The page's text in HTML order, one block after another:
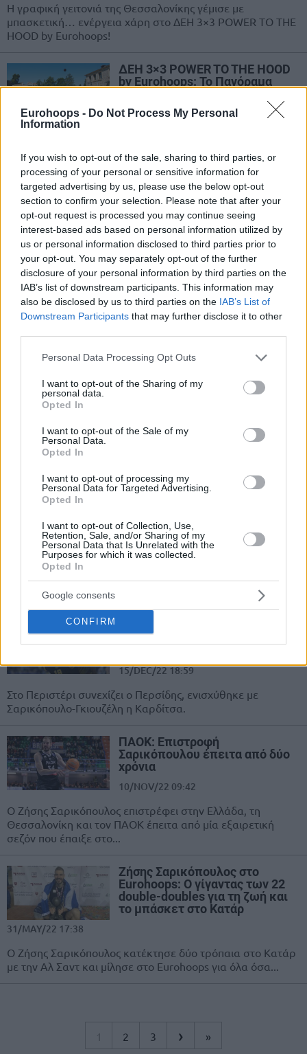
Eurohoops - Do Not Process My Personal
Information
If you wish to opt-out of the sale, sharing to third parties, or
processing of your personal or sensitive information for
targeted advertising by us, please use the below opt-out
section to confirm your selection. Please note that after your
opt-out request is processed you may continue seeing
interest-based ads based on personal information utilized by
us or personal information disclosed to third parties prior to
your opt-out. You may separately opt-out of the further
disclosure of your personal information by third parties on the
IAB’s list of downstream participants. This information may
also be disclosed by us to third parties on the IAB’s List of
Downstream Participants that may further disclose it to other
Please note that this website/app uses one or more Google
not limited to your visit or usage behaviour. You may click to
grant or deny consent to Google and its third-party tags to
use your data for below specified purposes in below Google
consent section.
Personal Data Processing Opt Outs
I want to opt-out of the Sharing of my
personal data.
Opted In
I want to opt-out of the Sale of my
Personal Data.
Opted In
I want to opt-out of processing my
Personal Data for Targeted Advertising.
Opted In
I want to opt-out of Collection, Use,
Retention, Sale, and/or Sharing of my
Personal Data that Is Unrelated with the
Purposes for which it was collected.
Opted In
Google consents
CONFIRM
Η γραφική γειτονιά της Θεσσαλονίκης γέμισε με
μπασκετική… ενέργεια χάρη στο ΔΕΗ 3×3 POWER TO THE
HOOD by Eurohoops!
ΔΕΗ 3×3 POWER TO THE HOOD
by Eurohoops: Το Πανόραμα
13/MAY/24 18:40
μεταμορφώθηκε σε έναν μπασκετικό πολυχώρο και
υποδέχτηκε φίλαθλους και επισκέπτες όλων των...
NBAHoops Podcast S03E24:
March Madness ft. Αντρέ
Χάτσον, Ίαν Βουγιούκα, Ζήση
Σαρικόπουλο και Κώστα Χαρίση
06/APR/24 17:47
Οι μπασκετικές μέρες στις Η.Π.Α. "μυρίζουν" κολεγιακό
πρωτάθλημα και Final Four. Οι αναμνήσεις Χάτσον,
πρωταθλητή με το Μίσιγκαν Στέιτ...
Φλόριντα Ατλάντικ: Ο…
παλαιστής Γκόλντιν και ο
αναμορφωτής κόουτς Μέι
(videos)
31/MAR/23 20:08
προπονητής που οδήγησαν το Φλόριντα Ατλάντικ στο
πρώτο φάιναλ φορ...
Επίσημη η απόκτηση
Σαρικόπουλου από τη Καρδίτσα
Φιλιππάκος
19/DEC/22 17:50
Ο Ζήσης Σαρικόπουλος είναι με κάθε επισημότητα παίκτης
της Καρδίτσας. Δεν συνεχίζει στην ΑΕΚ ο Παναγιώτης
Φιλιππάκος.
Περσίδης, στην Καρδίτσα ο
15/DEC/22 18:59
Στο Περιστέρι συνεχίζει ο Περσίδης, ενισχύθηκε με
Σαρικόπουλο-Γκιουζέλη η Καρδίτσα.
ΠΑΟΚ: Επιστροφή
Σαρικόπουλου έπειτα από δύο
χρόνια
10/NOV/22 09:42
Ο Ζήσης Σαρικόπουλος επιστρέφει στην Ελλάδα, τη
Θεσσαλονίκη και τον ΠΑΟΚ έπειτα από μία εξαιρετική
σεζόν που έπαιξε στο...
Ζήσης Σαρικόπουλος στο
Eurohoops: Ο γίγαντας των 22
double-doubles για τη ζωή και
το μπάσκετ στο Κατάρ
31/MAY/22 17:38
Ο Ζήσης Σαρικόπουλος κατέκτησε δύο τρόπαια στο Κατάρ
με την Αλ Σαντ και μίλησε στο Eurohoops για όλα όσα...
1 2 3 › »